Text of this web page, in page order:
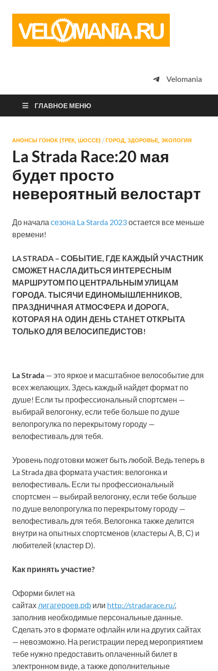
просто
Velomania
ГЛАВНОЕ МЕНЮ
АНОНСЫ ГОНОК (ТРЕК, ШОССЕ) / ГОРОД, ЗДОРОВЬЕ, ЭКОЛОГИЯ
La Strada Race:20 мая
будет просто
невероятный велостарт
До начала сезона La Starda 2023остается все меньше
времени!
LA STRADA – СОБЫТИЕ, ГДЕ КАЖДЫЙ УЧАСТНИК
СМОЖЕТ НАСЛАДИТЬСЯ ИНТЕРЕСНЫМ
МАРШРУТОМ ПО ЦЕНТРАЛЬНЫМ УЛИЦАМ
ГОРОДА. ТЫСЯЧИ ЕДИНОМЫШЛЕННИКОВ,
ПРАЗДНИЧНАЯ АТМОСФЕРА И ДОРОГА,
КОТОРАЯ НА ОДИН ДЕНЬ СТАНЕТ ОТКРЫТА
ТОЛЬКО ДЛЯ ВЕЛОСИПЕДИСТОВ!
La Strada — это яркое и масштабное велособытие для
всех желающих. Здесь каждый найдет формат по
душе! Если ты профессиональный спортсмен —
выбирай велогонку, если тебе больше по душе
велопрогулка по перекрытому городу —
велофестиваль для тебя.
Уровень подготовки может быть любой. Ведь теперь в
La Strada два формата участия: велогонка и
велофестиваль. Если ты профессиональный
спортсмен — выбирай велогонку, если тебе больше
по душе велопрогулка по перекрытому городу —
велофестиваль для тебя. Велогонка также делится
внутри на опытных спортсменов (кластеры А, В, С) и
любителей (кластер D).
Как принять участие?
Оформи билет на
сайтах лигагероев.рф или http://stradarace.ru/,
заполнив необходимые персональные данные.
Сделать это в формате офлайн или на других сайтах
— невозможно. На регистрации перед мероприятием
тебе нужно предоставить оплаченный билет в
электронном виде, а также дополнительные